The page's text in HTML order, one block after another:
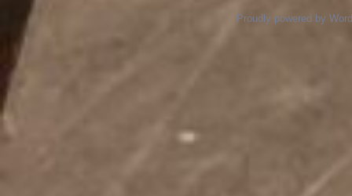
Proudly powered by